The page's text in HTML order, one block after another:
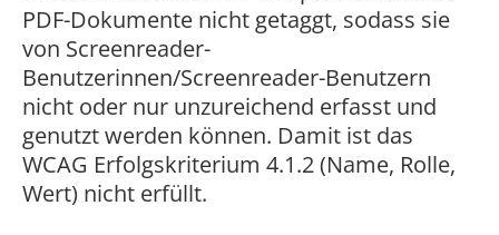
PDF-Dokumente nicht getaggt, sodass sie
von Screenreader-
Benutzerinnen/Screenreader-Benutzern
nicht oder nur unzureichend erfasst und
genutzt werden können. Damit ist das
WCAG Erfolgskriterium 4.1.2 (Name, Rolle,
Wert) nicht erfüllt.